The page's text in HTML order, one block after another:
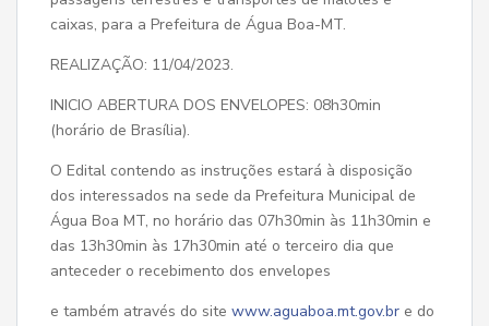
caixas, para a Prefeitura de Água Boa-MT.
REALIZAÇÃO: 11/04/2023.
INICIO ABERTURA DOS ENVELOPES: 08h30min
(horário de Brasília).
O Edital contendo as instruções estará à disposição
dos interessados na sede da Prefeitura Municipal de
Água Boa MT, no horário das 07h30min às 11h30min e
das 13h30min às 17h30min até o terceiro dia que
anteceder o recebimento dos envelopes
e também através do site www.aguaboa.mt.gov.br e do